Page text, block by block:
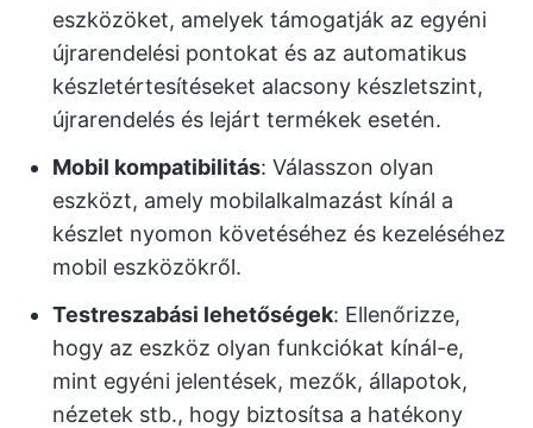
eszközöket, amelyek támogatják az egyéni
újrarendelési pontokat és az automatikus
készletértesítéseket alacsony készletszint,
újrarendelés és lejárt termékek esetén.
Mobil kompatibilitás: Válasszon olyan
eszközt, amely mobilalkalmazást kínál a
készlet nyomon követéséhez és kezeléséhez
mobil eszközökről.
Testreszabási lehetőségek: Ellenőrizze,
hogy az eszköz olyan funkciókat kínál-e,
mint egyéni jelentések, mezők, állapotok,
nézetek stb., hogy biztosítsa a hatékony